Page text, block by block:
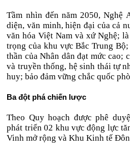
Tầm nhìn đến năm 2050, Nghệ
diện, văn minh, hiện đại của cả
văn hóa Việt Nam và xứ Nghệ;
trọng của khu vực Bắc Trung
thần của Nhân dân đạt mức cao;
và truyền thống, hệ sinh thái tự
huy; bảo đảm vững chắc quốc
Ba đột phá chiến lược
Theo Quy hoạch được phê
phát triển 02 khu vực động lực
Vinh mở rộng và Khu Kinh tế